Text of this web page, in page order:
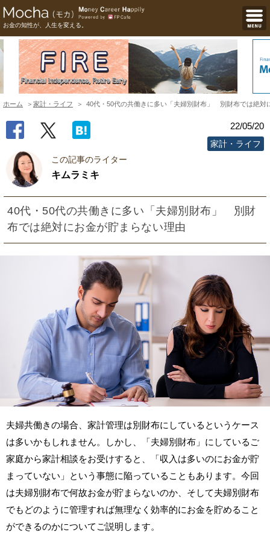
お金の知性が、人生を変える。
ホーム 家計・ライフ 40代・50代の共働きに多い「夫婦別財布」 別財布では絶対
22/05/20
家計・ライフ
この記事のライター
キムラミキ
40代・50代の共働きに多い「夫婦別財布」 別財
布では絶対にお金が貯まらない理由
夫婦共働きの場合、家計管理は別財布にしているというケース
は多いかもしれません。しかし、「夫婦別財布」にしているご
家庭から家計相談をお受けすると、「収入は多いのにお金が貯
まっていない」という事態に陥っていることもあります。今回
は夫婦別財布で何故お金が貯まらないのか、そして夫婦別財布
でもどのように管理すれば無理なく効率的にお金を貯めること
ができるのかについてご説明します。